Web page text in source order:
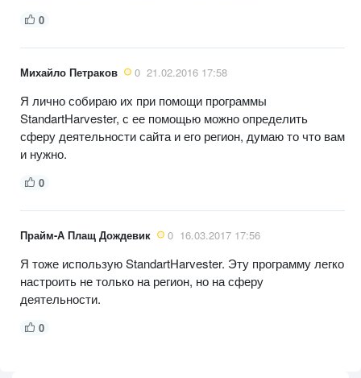
0
Михайло Петраков 0 21.02.2016 17:58
Я лично собираю их при помощи программы
StandartHarvester, с ее помощью можно определить
сферу деятельности сайта и его регион, думаю то что вам
и нужно.
0
Прайм-А Плащ Дождевик 0 16.03.2017 17:56
Я тоже использую StandartHarvester. Эту программу легко
настроить не только на регион, но на сферу
деятельности.
0